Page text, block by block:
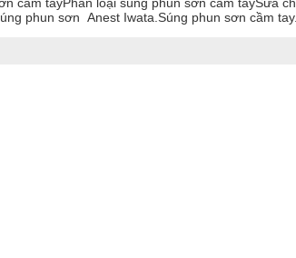
cầm tayPhân loại súng phun sơn cầm taySửa
phun sơn Anest Iwata.Súng phun sơn cầm